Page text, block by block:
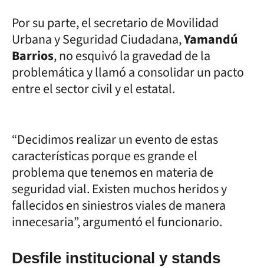
Por su parte, el secretario de Movilidad
Urbana y Seguridad Ciudadana,Yamandú
Barrios, no esquivó la gravedad de la
problemática y llamó a consolidar un pacto
entre el sector civil y el estatal.
“Decidimos realizar un evento de estas
características porque es grande el
problema que tenemos en materia de
seguridad vial. Existen muchos heridos y
fallecidos en siniestros viales de manera
innecesaria”, argumentó el funcionario.
Desfile institucional y stands